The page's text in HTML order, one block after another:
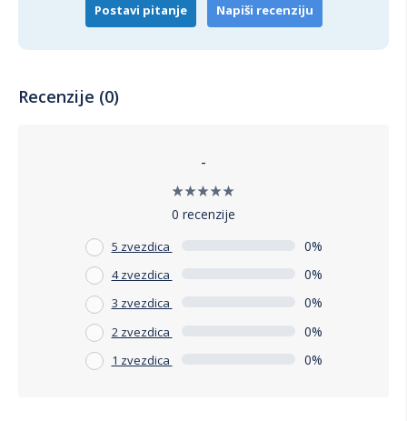
Postavi pitanje Napiši recenziju
Recenzije (0)
-
0 recenzije
5 zvezdica 0%
4 zvezdica 0%
3 zvezdica 0%
2 zvezdica 0%
1 zvezdica 0%